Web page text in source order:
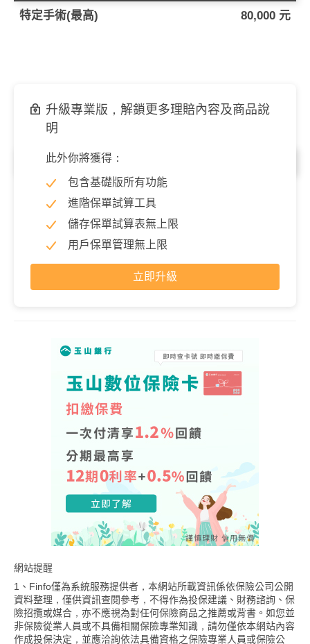
特定手術(最高) 80,000 元
門診／每次
特定手術(最高)
升級專業版，解鎖更多理賠內容及商品說
明
此外你將獲得：
包含基礎版所有功能
進階保單試算工具
儲存保單試算表無上限
用戶保單管理無上限
立即升級
網站提醒
1、Finfo僅為系統服務提供者，本網站所載資訊係依保險公司公開
資料整理，僅供資訊查閱參考，不得作為投保建議、財務諮詢、保
險招攬或媒合，亦不應視為對任何保險商品之推薦或背書。如您並
非保險從業人員或不具備相關保險專業知識，請勿僅依本網站內容
作成投保決定，並應洽詢依法具備資格之保險專業人員或保險公